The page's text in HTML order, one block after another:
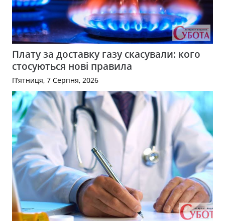
Плату за доставку газу скасували: кого
стосуються нові правила
П’ятниця, 7 Серпня, 2026